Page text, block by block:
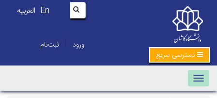
En العربیه
ورود | ثبت‌نام
دسترسی سریع
Toggle navigation